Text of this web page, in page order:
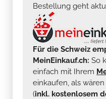
Bestellung geht
Für die Schweiz
MeinEinkauf.ch: So
einfach mit Ihrem
einkaufen, als
(inkl. kostenlosem